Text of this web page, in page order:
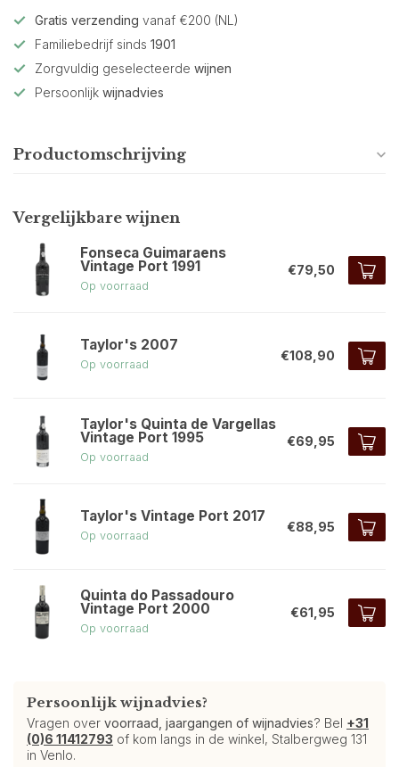
Gratis verzending vanaf €200 (NL)
Familiebedrijf sinds 1901
Zorgvuldig geselecteerde wijnen
Persoonlijk wijnadvies
Productomschrijving
Vergelijkbare wijnen
Fonseca Guimaraens
Vintage Port 1991
Op voorraad
€79,50
Taylor's 2007
Op voorraad
€108,90
Taylor's Quinta de Vargellas
Vintage Port 1995
Op voorraad
€69,95
Taylor's Vintage Port 2017
Op voorraad
€88,95
Quinta do Passadouro
Vintage Port 2000
Op voorraad
€61,95
Persoonlijk wijnadvies?
Vragen over voorraad, jaargangen of wijnadvies? Bel +31
(0)6 11412793 of kom langs in de winkel, Stalbergweg 131
in Venlo.